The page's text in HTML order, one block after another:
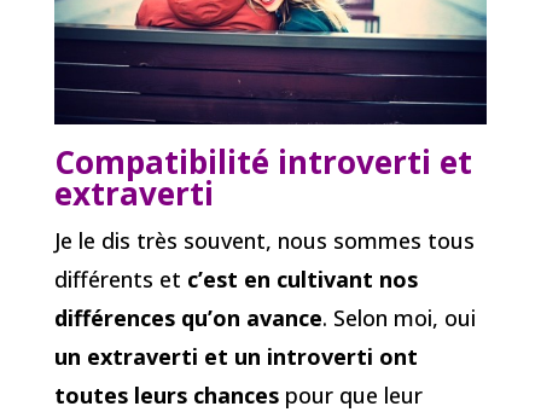
Compatibilité introverti et
extraverti
Je le dis très souvent, nous sommes tous
différents et c’est en cultivant nos
différences qu’on avance. Selon moi, oui
un extraverti et un introverti ont
toutes leurs chancespour que leur